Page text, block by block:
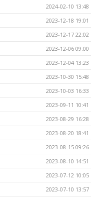
2024-02-10 13:48
2023-12-18 19:01
2023-12-17 22:02
2023-12-06 09:00
2023-12-04 13:23
2023-10-30 15:48
2023-10-03 16:33
2023-09-11 10:41
2023-08-29 16:28
2023-08-20 18:41
2023-08-15 09:26
2023-08-10 14:51
2023-07-12 10:05
2023-07-10 13:57